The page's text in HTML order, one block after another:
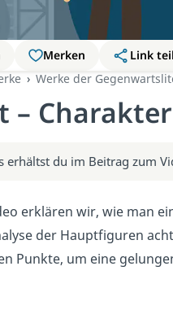
Merken
Link
Werke der
–
erhältst du im Beitrag zum
erklären wir, wie man
der Hauptfiguren
Punkte, um eine